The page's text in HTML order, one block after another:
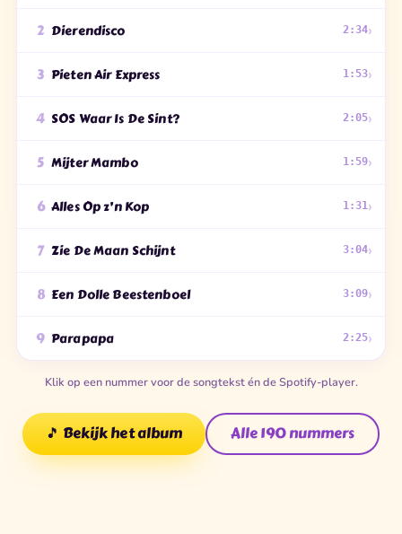
2 Dierendisco 2:34›
3 Pieten Air Express 1:53›
4 SOS Waar Is De Sint? 2:05›
5 Mijter Mambo 1:59›
6 Alles Op z’n Kop 1:31›
7 Zie De Maan Schijnt 3:04›
8 Een Dolle Beestenboel 3:09›
9 Parapapa 2:25›
Klik op een nummer voor de songtekst én de Spotify-player.
🎵 Bekijk het album Alle 190 nummers